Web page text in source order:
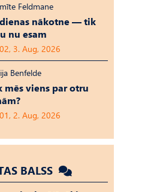
Feldmane
nākotne — tik
nu esam
3. Aug, 2026
Benfelde
mēs viens par otru
2. Aug, 2026
BALSS